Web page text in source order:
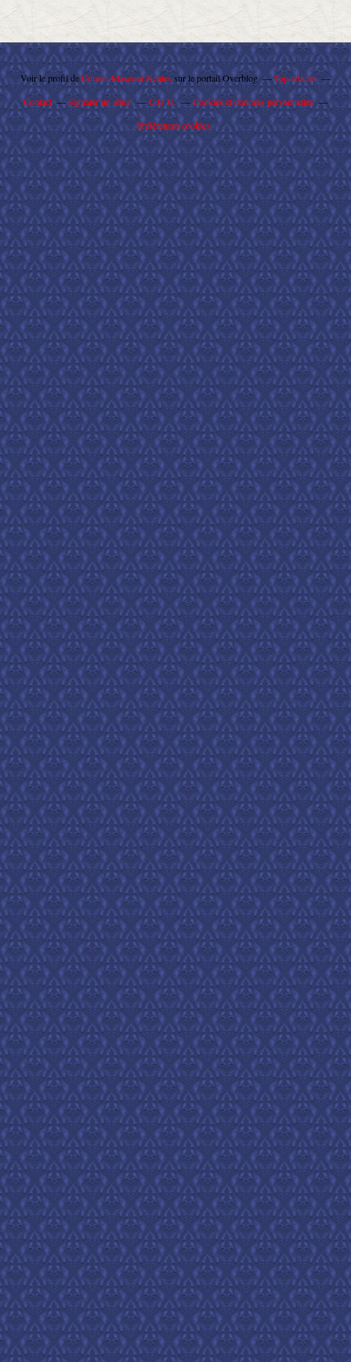
Voir le profil deCitroën Maserati Nantessur le portail Overblog
Top articles
Contact
Signaler un abus C.G.U.
Cookies et données personnelles
Préférences cookies